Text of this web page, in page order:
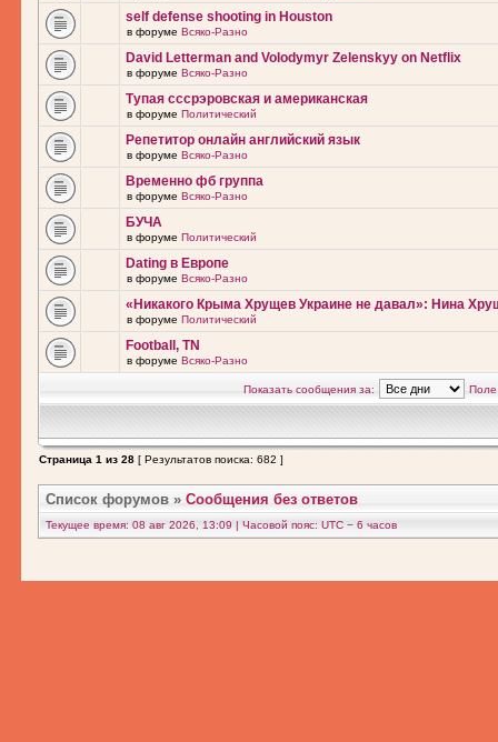
self defense shooting in Houston
в форуме Всяко-Разно
David Letterman and Volodymyr Zelenskyy on Netflix
в форуме Всяко-Разно
Тупая сссрэровская и американская
в форуме Политический
Репетитор онлайн английский язык
в форуме Всяко-Разно
Временно фб группа
в форуме Всяко-Разно
БУЧА
в форуме Политический
Dating в Европе
в форуме Всяко-Разно
«Никакого Крыма Хрущев Украине не давал»: Нина
в форуме Политический
Football, TN
в форуме Всяко-Разно
Показать сообщения за: Поле
Страница 1 из 28 [ Результатов поиска: 682 ]
Список форумов » Сообщения без ответов
Текущее время: 08 авг 2026, 13:09 | Часовой пояс: UTC − 6 часов